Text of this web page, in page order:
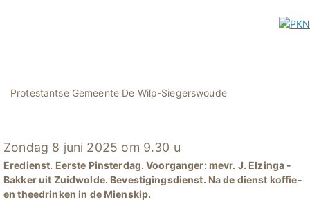
Protestantse Gemeente De Wilp-Siegerswoude
Zondag 8 juni 2025 om 9.30 u
Eredienst. Eerste Pinsterdag. Voorganger: mevr. J. Elzinga -
Bakker uit Zuidwolde. Bevestigingsdienst. Na de dienst koffie-
en theedrinken in de Mienskip.